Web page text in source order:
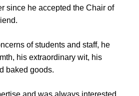
since he accepted the Chair of
of students and staff, he
his extraordinary wit, his
baked goods.
and was always interested